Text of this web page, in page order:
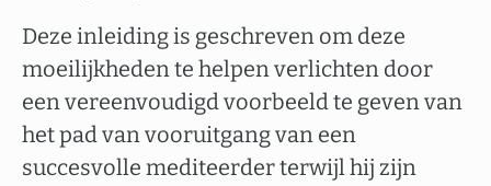
Deze inleiding is geschreven om deze
moeilijkheden te helpen verlichten door
een vereenvoudigd voorbeeld te geven van
het pad van vooruitgang van een
succesvolle mediteerder terwijl hij zijn